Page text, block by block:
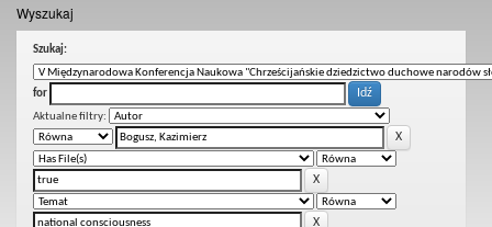
Wyszukaj
Szukaj:
for
Aktualne filtry: